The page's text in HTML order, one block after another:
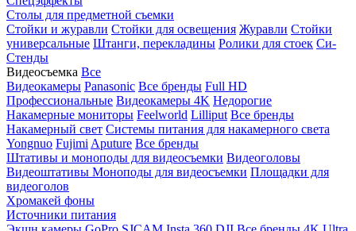
Столы для предметной съемки
Стойки и журавли Стойки для освещения Журавли Стойки
универсальные Штанги, перекладины Ролики для стоек Си-
Стенды
Видеосъемка Все
Видеокамеры Panasonic Все бренды Full HD
Профессиональные Видеокамеры 4K Недорогие
Накамерные мониторы Feelworld Lilliput Все бренды
Накамерный свет Системы питания для накамерного света
Yongnuo Fujimi Aputure Все бренды
Штативы и моноподы для видеосъемки Видеоголовы
Видеоштативы Моноподы для видеосъемки Площадки для
видеоголов
Хромакей фоны
Источники питания